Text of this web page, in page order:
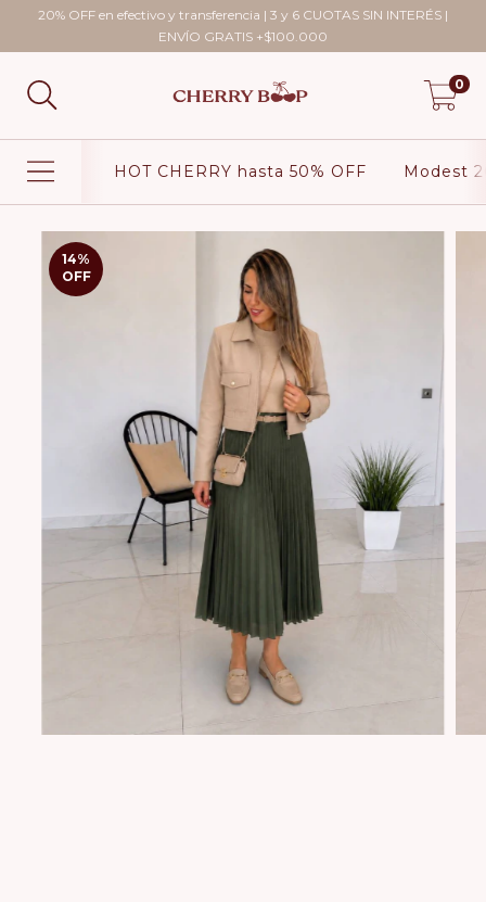
20% OFF en efectivo y transferencia | 3 y 6 CUOTAS SIN INTERÉS |
ENVÍO GRATIS +$100.000
0
HOT CHERRY hasta 50% OFF Modest
14%
OFF